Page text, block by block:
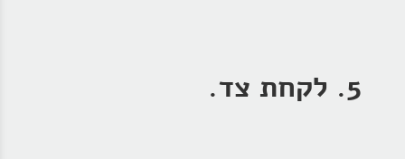
5. לקחת צד.